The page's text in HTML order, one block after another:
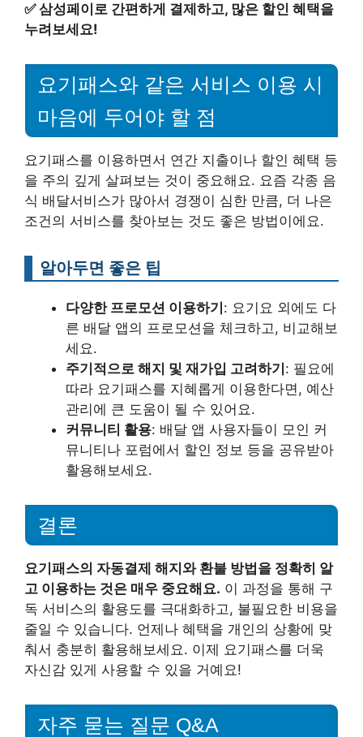
✅삼성페이로 간편하게 결제하고, 많은 할인 혜택을
누려보세요!
요기패스와 같은 서비스 이용 시
마음에 두어야 할 점
요기패스를 이용하면서 연간 지출이나 할인 혜택 등
을 주의 깊게 살펴보는 것이 중요해요. 요즘 각종 음
식 배달서비스가 많아서 경쟁이 심한 만큼, 더 나은
조건의 서비스를 찾아보는 것도 좋은 방법이에요.
알아두면 좋은 팁
다양한 프로모션 이용하기 : 요기요 외에도 다
른 배달 앱의 프로모션을 체크하고, 비교해보
세요.
주기적으로 해지 및 재가입 고려하기 : 필요에
따라 요기패스를 지혜롭게 이용한다면, 예산
관리에 큰 도움이 될 수 있어요.
커뮤니티 활용: 배달 앱 사용자들이 모인 커
뮤니티나 포럼에서 할인 정보 등을 공유받아
활용해보세요.
결론
요기패스의 자동결제 해지와 환불 방법을 정확히 알
고 이용하는 것은 매우 중요해요. 이 과정을 통해 구
독 서비스의 활용도를 극대화하고, 불필요한 비용을
줄일 수 있습니다. 언제나 혜택을 개인의 상황에 맞
춰서 충분히 활용해보세요. 이제 요기패스를 더욱
자신감 있게 사용할 수 있을 거예요!
자주 묻는 질문 Q&A